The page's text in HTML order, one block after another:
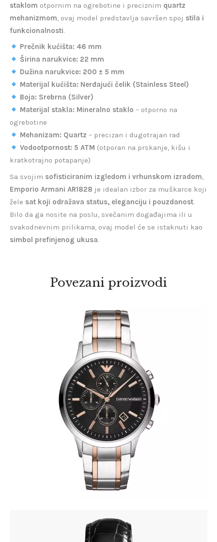
staklom otpornim na ogrebotine i preciznim quartz
mehanizmom, ovaj model predstavlja savršen spoj stila i
funkcionalnosti.
Prečnik kućišta: 46 mm
Širina narukvice: 22 mm
Dužina narukvice: 200 ± 5 mm
Materijal kućišta: Nerđajući čelik (Stainless Steel)
Boja: Srebrna (Silver)
Materijal stakla: Mineralno staklo – otporno na
ogrebotine
Mehanizam: Quartz – precizan i dugotrajan rad
Vodootpornost: 5 ATM (otporan na prskanje, kišu i
kratkotrajno potapanje)
Sa svojim sofisticiranim izgledom i vrhunskom izradom,
Emporio Armani AR1828 je idealan izbor za muškarce koji
žele sat koji odražava status, eleganciju i pouzdanost.
Bilo da ga nosite na poslu, svečanim događajima ili u
svakodnevnim prilikama, ovaj model će se istaknuti kao
simbol prefinjenog ukusa.
Povezani proizvodi
ARMANI AR11165
790.00 KM